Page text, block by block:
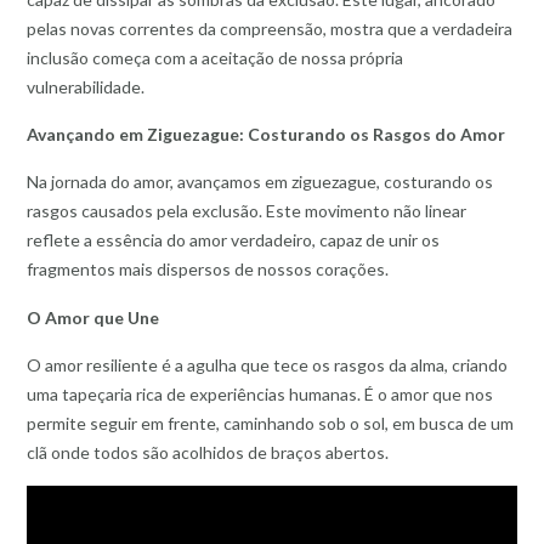
pelas novas correntes da compreensão, mostra que a verdadeira
inclusão começa com a aceitação de nossa própria
vulnerabilidade.
Avançando em Ziguezague: Costurando os Rasgos do Amor
Na jornada do amor, avançamos em ziguezague, costurando os
rasgos causados pela exclusão. Este movimento não linear
reflete a essência do amor verdadeiro, capaz de unir os
fragmentos mais dispersos de nossos corações.
O Amor que Une
O amor resiliente é a agulha que tece os rasgos da alma, criando
uma tapeçaria rica de experiências humanas. É o amor que nos
permite seguir em frente, caminhando sob o sol, em busca de um
clã onde todos são acolhidos de braços abertos.